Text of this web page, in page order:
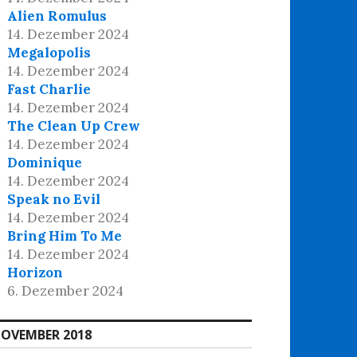
Alien Romulus
14. Dezember 2024
Megalopolis
14. Dezember 2024
Fast Charlie
14. Dezember 2024
The Clean Up Crew
14. Dezember 2024
Dominique
14. Dezember 2024
Speak no Evil
14. Dezember 2024
Bring Him To Me
14. Dezember 2024
Horizon
6. Dezember 2024
2018